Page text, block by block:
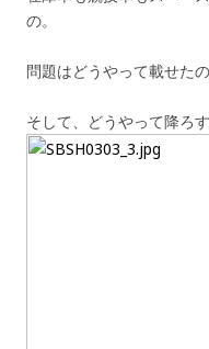
の。
問題はどうやって載せた
そして、どうやって降ろ